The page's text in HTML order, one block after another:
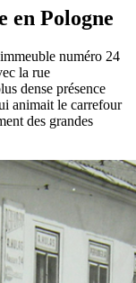
en Pologne
numéro 24
la rue
dense présence
animait le carrefour
des grandes